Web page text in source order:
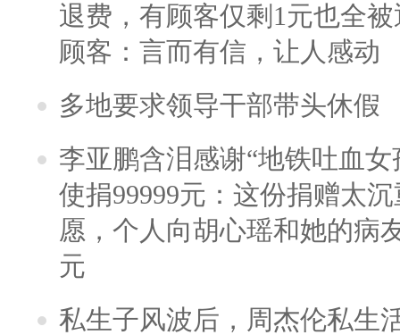
退费，有顾客仅剩1元也全
顾客：言而有信，让人感动
多地要求领导干部带头休假
李亚鹏含泪感谢“地铁吐血
使捐99999元：这份捐赠太
愿，个人向胡心瑶和她的病
元
私生子风波后，周杰伦私生